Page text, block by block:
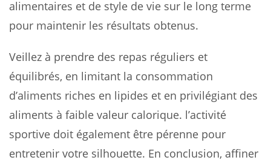
alimentaires et de style de vie sur le long terme
pour maintenir les résultats obtenus.
Veillez à prendre des repas réguliers et
équilibrés, en limitant la consommation
d’aliments riches en lipides et en privilégiant des
aliments à faible valeur calorique. l’activité
sportive doit également être pérenne pour
entretenir votre silhouette. En conclusion, affiner